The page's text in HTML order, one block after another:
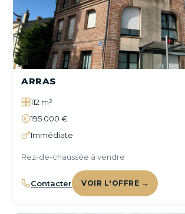
ARRAS
112 m²
195 000 €
Immédiate
Rez-de-chaussée à vendre
Contacter VOIR L'OFFRE →